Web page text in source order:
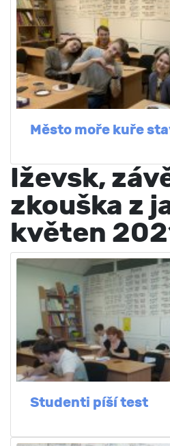
Město moře kuře
Iževsk,
zkouška z
květen
Studenti píší test